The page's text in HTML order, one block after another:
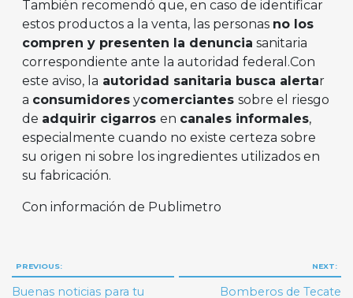
También recomendó que, en caso de identificar
estos productos a la venta, las personas no los
compren y presenten la denuncia sanitaria
correspondiente ante la autoridad federal.Con
este aviso, la autoridad sanitaria busca alertar
a consumidores ycomerciantes sobre el riesgo
de adquirir cigarros en canales informales,
especialmente cuando no existe certeza sobre
su origen ni sobre los ingredientes utilizados en
su fabricación.
Con información de Publimetro
Navegación
de
PREVIOUS:
Buenas noticias para tu
NEXT:
Bomberos de Tecate